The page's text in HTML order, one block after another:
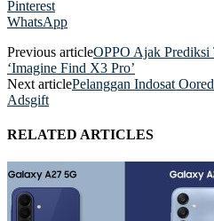
Pinterest
WhatsApp
Previous articleOPPO Ajak
‘Imagine Find X3 Pro’
Next articlePelanggan Indosat
Adsgift
RELATED ARTICLES